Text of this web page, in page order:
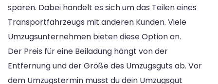
sparen. Dabei handelt es sich um das Teilen eines
Transportfahrzeugs mit anderen Kunden. Viele
Umzugsunternehmen bieten diese Option an.
Der Preis für eine Beiladung hängt von der
Entfernung und der Größe des Umzugsguts ab. Vor
dem Umzugstermin musst du dein Umzugsgut